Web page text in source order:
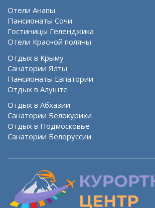
Отели Анапы
Пансионаты Сочи
Гостиницы Геленджика
Отели Красной поляны
Отдых в Крыму
Санатории Ялты
Пансионаты Евпатории
Отдых в Алуште
Отдых в Абхазии
Санатории Белокурихи
Отдых в Подмосковье
Санатории Белоруссии